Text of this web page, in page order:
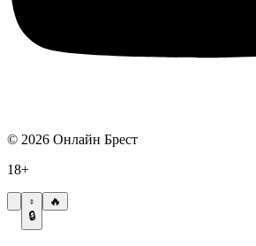
© 2026 Онлайн Брест
18+
🔒
🔥